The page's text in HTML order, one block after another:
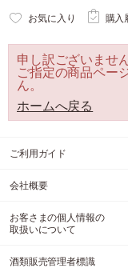
お気に入り 購入
申し訳ございません
ご指定の商品ペー
ん。
ホームへ戻る
ご利用ガイド
会社概要
お客さまの個人情報の
取扱いについて
酒類販売管理者標識